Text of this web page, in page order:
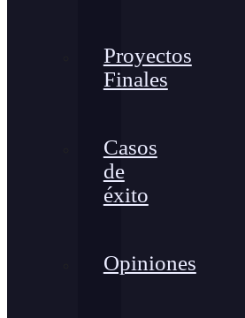
Proyectos
Finales
Casos
de
éxito
Opiniones